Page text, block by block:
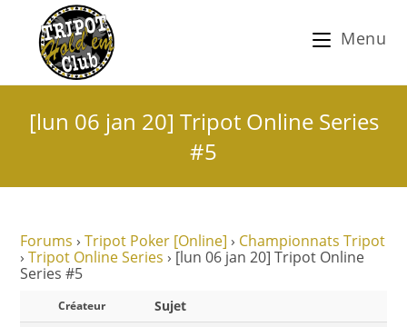
Menu
[lun 06 jan 20] Tripot Online Series
#5
Forums › Tripot Poker [Online] › Championnats Tripot
› Tripot Online Series › [lun 06 jan 20] Tripot Online
Series #5
Créateur Sujet